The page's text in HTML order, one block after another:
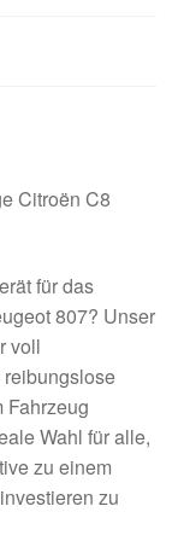
Citroën C8
für das
807? Unser
voll
Fahrzeug
Wahl für alle,
zu einem
zu